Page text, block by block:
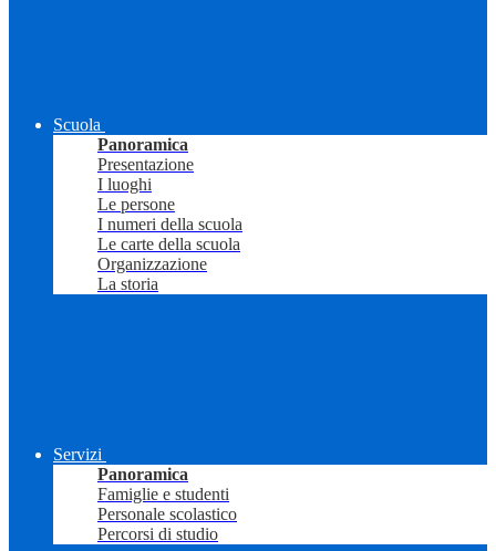
Scuola
Panoramica
Presentazione
I luoghi
Le persone
I numeri della scuola
Le carte della scuola
Organizzazione
La storia
Servizi
Panoramica
Famiglie e studenti
Personale scolastico
Percorsi di studio